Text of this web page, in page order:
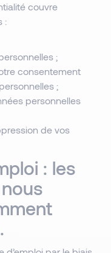
couvre
:
;
consentement
;
personnelles
de vos
: les